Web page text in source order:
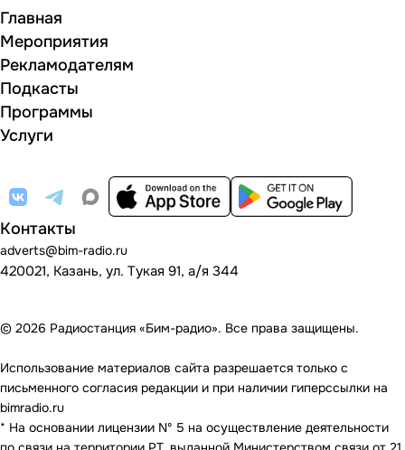
Главная
Мероприятия
Рекламодателям
Подкасты
Программы
Услуги
Контакты
adverts@bim-radio.ru
420021, Казань, ул. Тукая 91, а/я 344
© 2026 Радиостанция «Бим-радио». Все права защищены.
Использование материалов сайта разрешается только с
письменного согласия редакции и при наличии гиперссылки на
bimradio.ru
* На основании лицензии Nº 5 на осуществление деятельности